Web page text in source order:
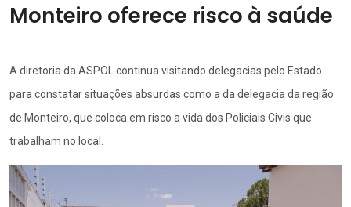
Monteiro oferece risco à saúde
A diretoria da ASPOL continua visitando delegacias pelo Estado
para constatar situações absurdas como a da delegacia da região
de Monteiro, que coloca em risco a vida dos Policiais Civis que
trabalham no local.